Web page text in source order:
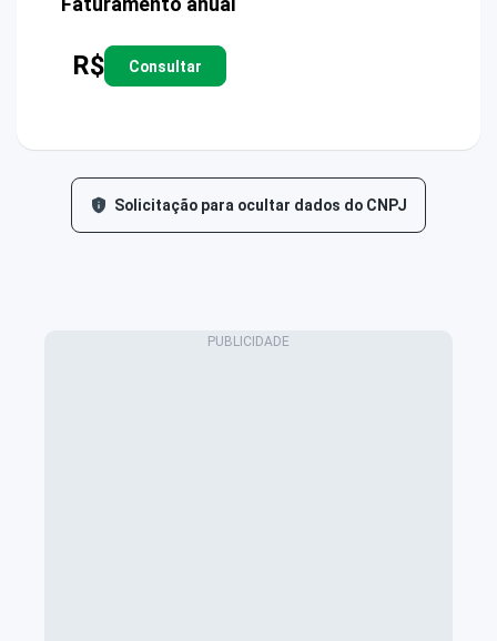
R$ Consultar
Solicitação para ocultar dados do CNPJ